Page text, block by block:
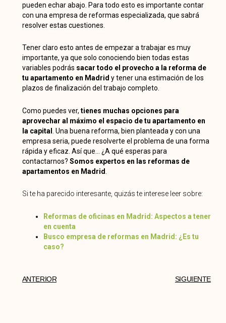
pueden echar abajo. Para todo esto es importante contar
con una empresa de reformas especializada, que sabrá
resolver estas cuestiones.
Tener claro esto antes de empezar a trabajar es muy
importante, ya que solo conociendo bien todas estas
variables podrás sacar todo el provecho a la reforma de
tu apartamento en Madrid y tener una estimación de los
plazos de finalización del trabajo completo.
Como puedes ver, tienes muchas opciones para
aprovechar al máximo el espacio de tu apartamento en
la capital
. Una buena reforma, bien planteada y con una
empresa seria, puede resolverte el problema de una forma
rápida y eficaz. Así que… ¿A qué esperas para
contactarnos? Somos expertos en las reformas de
apartamentos en Madrid
Si te ha parecido interesante, quizás te interese leer sobre:
Reformas de oficinas en Madrid: Aspectos a tener
en cuenta
Busco empresa de reformas en Madrid: ¿Es tu
caso?
ANTERIOR SIGUIENTE